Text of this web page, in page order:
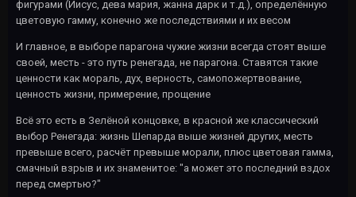
фигурами (Иисус, дева мария, жанна дарк и т.д.), определённую
цветовую гамму, конечно же последствиями и их весом
И главное, в выборе парагона чужие жизни всегда стоят выше
своей, месть - это путь ренегада, не парагона. Ставятся такие
ценности как мораль, дух, верность, самопожертвование,
ценность жизни, примерение, прощение
Всё это есть в Зелёной концовке, в красной же классический
выбор Ренегада: жизнь Шепарда выше жизней других, месть
превыше всего, расчёт превыше морали, плюс цветовая гамма,
смачный взрыв и их знаменитое: "а может это последний вздох
перед смертью?"